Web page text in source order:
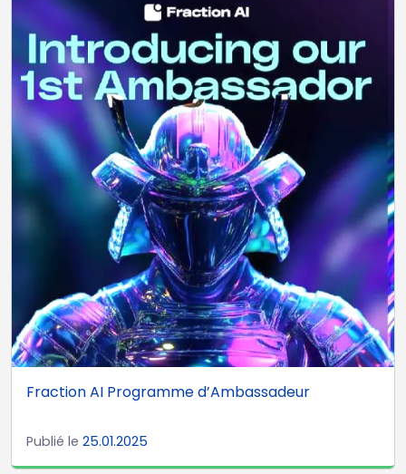
Fraction AI Programme d’Ambassadeur
Publié le 25.01.2025